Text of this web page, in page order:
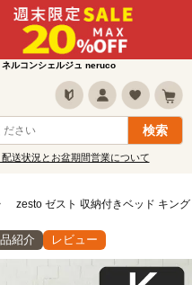
ルコンシェルジュ neruco
送状況とお盆期間営業について
zesto ゼスト 収納付きベッド キン
紹介 レビュー